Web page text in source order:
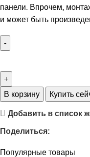
панели. Впрочем,
и может быть
В корзину Купить
Добавить в список
Поделиться:
Популярные товары